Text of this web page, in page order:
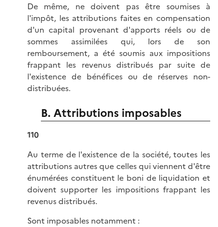
De même, ne doivent pas être soumises à
l'impôt, les attributions faites en compensation
d'un capital provenant d'apports réels ou de
sommes assimilées qui, lors de son
remboursement, a été soumis aux impositions
frappant les revenus distribués par suite de
l'existence de bénéfices ou de réserves non-
distribuées.
B. Attributions imposables
110
Au terme de l'existence de la société, toutes les
attributions autres que celles qui viennent d'être
énumérées constituent le boni de liquidation et
doivent supporter les impositions frappant les
revenus distribués.
Sont imposables notamment :